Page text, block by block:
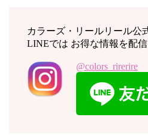
カラーズ・リールリール公
LINEでは お得な情報を配信
@colors_rirerire